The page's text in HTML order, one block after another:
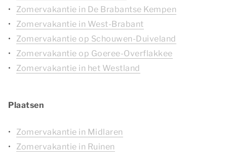
Zomervakantie in De Brabantse Kempen
Zomervakantie in West-Brabant
Zomervakantie op Schouwen-Duiveland
Zomervakantie op Goeree-Overflakkee
Zomervakantie in het Westland
Plaatsen
Zomervakantie in Midlaren
Zomervakantie in Ruinen